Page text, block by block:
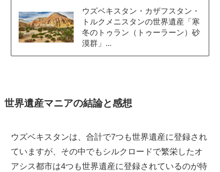
ウズベキスタン・カザフスタン・
トルクメニスタンの世界遺産「寒
冬のトゥラン（トゥーラーン）砂
漠群」...
世界遺産マニアの結論と感想
ウズベキスタンは、合計で7つも世界遺産に登録され
ていますが、その中でもシルクロードで繁栄したオ
アシス都市は4つも世界遺産に登録されているのが特